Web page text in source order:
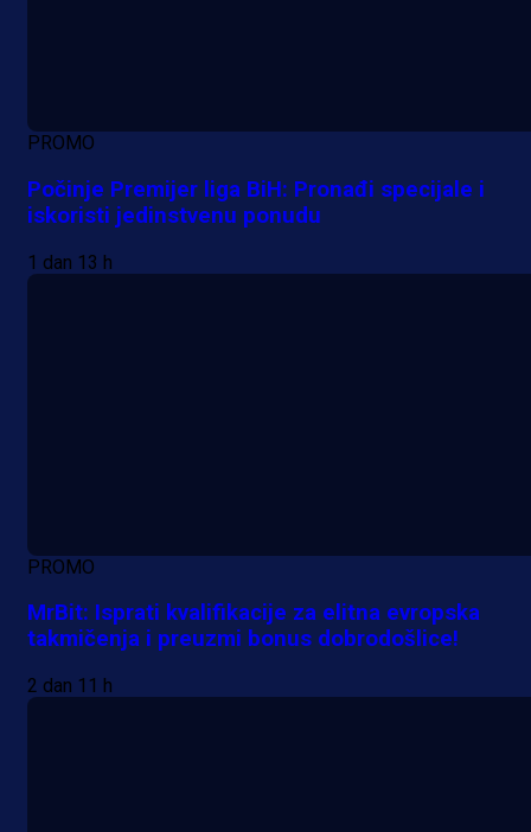
PROMO
Počinje Premijer liga BiH: Pronađi specijale i
iskoristi jedinstvenu ponudu
1 dan 13 h
PROMO
MrBit: Isprati kvalifikacije za elitna evropska
takmičenja i preuzmi bonus dobrodošlice!
2 dan 11 h